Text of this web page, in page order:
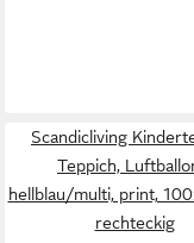
Scandicliving
Teppich,
hellblau/multi, print,
rechteckig